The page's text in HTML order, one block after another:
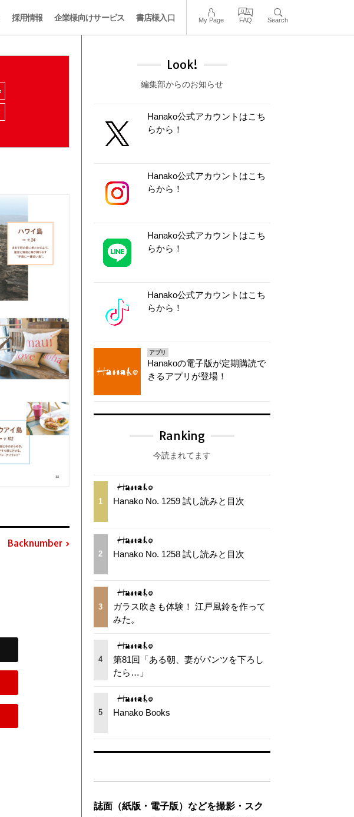
採用情報 企業様向けサービス 書店様入口 My Page FAQ Search
Backnumber
Look!
編集部からのお知らせ
Hanako公式アカウントはこち
らから！
Hanako公式アカウントはこち
らから！
Hanako公式アカウントはこち
らから！
Hanako公式アカウントはこち
らから！
アプリ
Hanakoの電子版が定期購読で
きるアプリが登場！
Ranking
今読まれてます
1 Hanako No. 1259 試し読みと目次
2 Hanako No. 1258 試し読みと目次
3
ガラス吹きも体験！ 江戸風鈴を作って
みた。
4
第81回「ある朝、妻がパンツを下ろし
たら…」
5 Hanako Books
誌面（紙版・電子版）などを撮影・スク